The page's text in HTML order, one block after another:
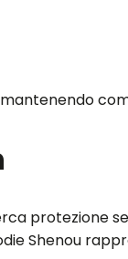
protezione
Shenou